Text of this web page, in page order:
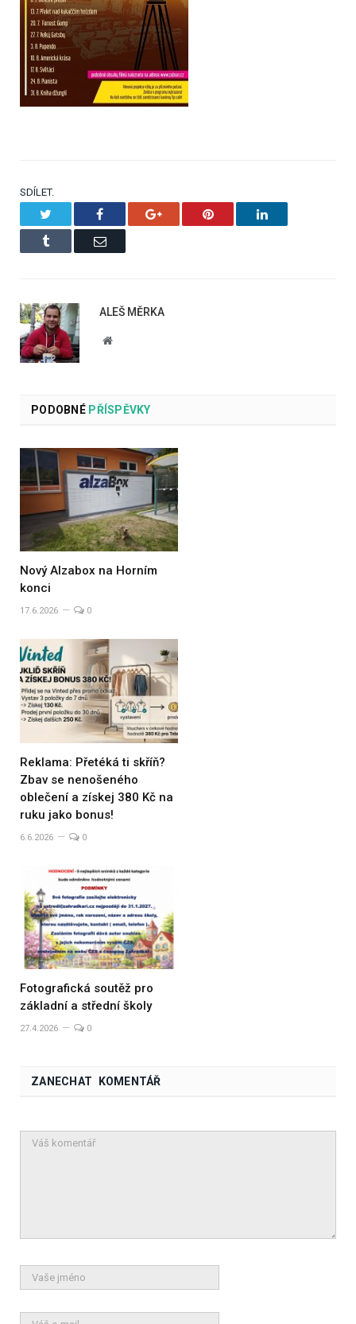
SDÍLET.
Facebook Google+ Pinterest LinkedIn
Tumblr Email
ALEŠ MĚRKA
Website
PODOBNÉPŘÍSPĚVKY
Nový Alzabox na Horním
konci
17.6.2026 0
Reklama: Přetéká ti skříň?
Zbav se nenošeného
oblečení a získej 380 Kč na
ruku jako bonus!
6.6.2026 0
Fotografická soutěž pro
základní a střední školy
27.4.2026 0
ZANECHAT KOMENTÁŘ